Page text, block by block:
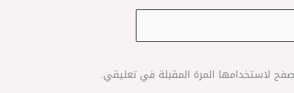
لاستخدامها المرة المقبلة في تعليقي.